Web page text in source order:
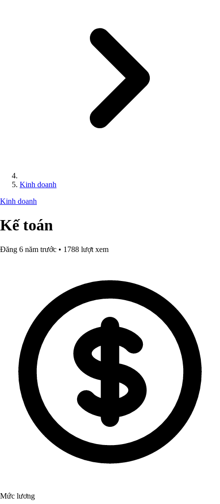
Kinh doanh
Kinh doanh
Kế toán
Đăng 6 năm trước • 1788 lượt xem
Mức lương